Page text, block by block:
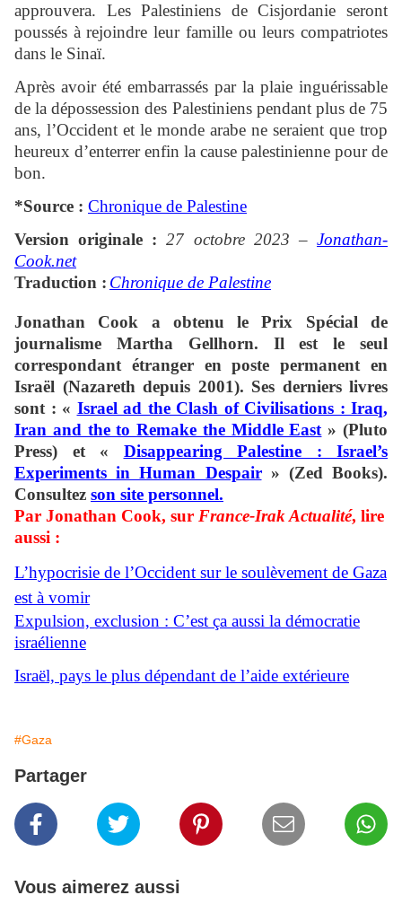
approuvera. Les Palestiniens de Cisjordanie seront
poussés à rejoindre leur famille ou leurs compatriotes
dans le Sinaï.
Après avoir été embarrassés par la plaie inguérissable
de la dépossession des Palestiniens pendant plus de 75
ans, l’Occident et le monde arabe ne seraient que trop
heureux d’enterrer enfin la cause palestinienne pour de
bon.
*Source : Chronique de Palestine
Version originale : 27 octobre 2023 –Jonathan-
Cook.net
Traduction : Chronique de Palestine
Jonathan Cook
a obtenu le Prix Spécial de
journalisme Martha Gellhorn. Il est le seul
correspondant étranger en poste permanent en
Israël (Nazareth depuis 2001). Ses derniers livres
sont : « Israel ad the Clash of Civilisations : Iraq,
Iran and the to Remake the Middle East » (Pluto
Press) et « Disappearing Palestine : Israel’s
Experiments in Human Despair» (Zed Books).
Consultez son site personnel.
Par Jonathan Cook, sur France-Irak Actualité, lire
aussi :
L’hypocrisie de l’Occident sur le soulèvement de Gaza
est à vomir
Expulsion, exclusion : C’est ça aussi la démocratie
israélienne
Israël, pays le plus dépendant de l’aide extérieure
#Gaza
Partager
Vous aimerez aussi